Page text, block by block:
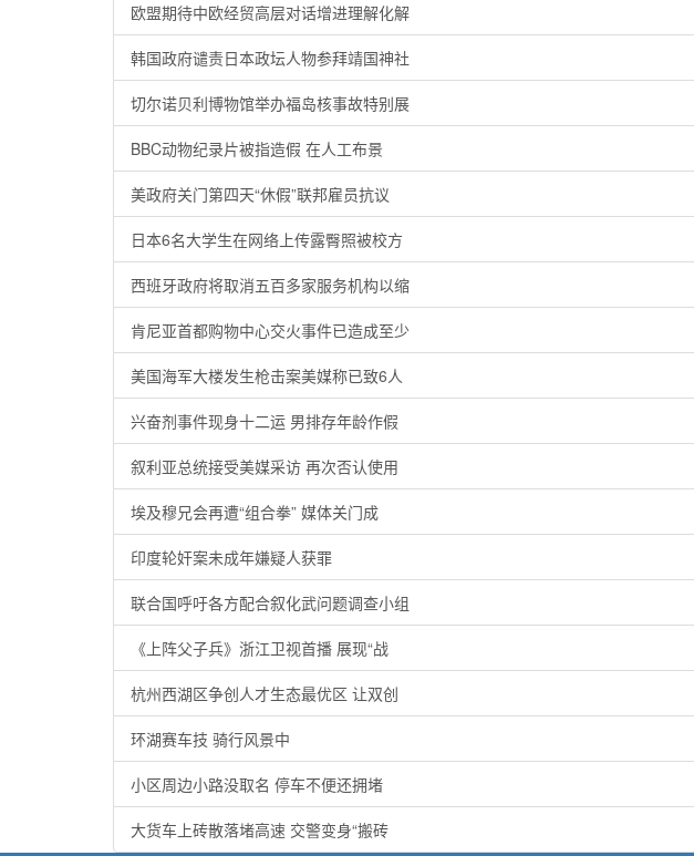
欧盟期待中欧经贸高层对话增进理解化解
韩国政府谴责日本政坛人物参拜靖国神社
切尔诺贝利博物馆举办福岛核事故特别展
BBC动物纪录片被指造假 在人工布景
美政府关门第四天“休假”联邦雇员抗议
日本6名大学生在网络上传露臀照被校方
西班牙政府将取消五百多家服务机构以缩
肯尼亚首都购物中心交火事件已造成至少
美国海军大楼发生枪击案美媒称已致6人
兴奋剂事件现身十二运 男排存年龄作假
叙利亚总统接受美媒采访 再次否认使用
埃及穆兄会再遭“组合拳” 媒体关门成
印度轮奸案未成年嫌疑人获罪
联合国呼吁各方配合叙化武问题调查小组
《上阵父子兵》浙江卫视首播 展现“战
杭州西湖区争创人才生态最优区 让双创
环湖赛车技 骑行风景中
小区周边小路没取名 停车不便还拥堵
大货车上砖散落堵高速 交警变身“搬砖